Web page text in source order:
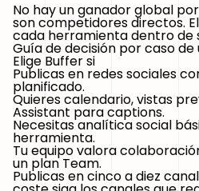
No hay un ganador global
son competidores directos.
cada herramienta dentro de
Guía de decisión por caso de
Elige Buffer si
Publicas en redes sociales
planificado.
Quieres calendario, vistas
Assistant para captions.
Necesitas analítica social
herramienta.
Tu equipo valora
un plan Team.
Publicas en cinco a diez